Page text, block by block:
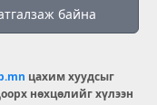
байна
цахим хуудсыг
нөхцөлийг хүлээн